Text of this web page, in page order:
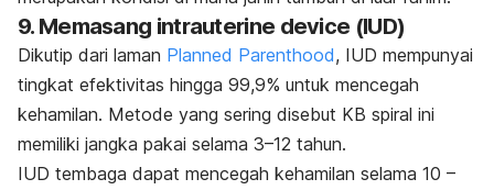
9. Memasang intrauterine device (IUD)
Dikutip dari laman Planned Parenthood, IUD mempunyai
tingkat efektivitas hingga 99,9% untuk mencegah
kehamilan. Metode yang sering disebut KB spiral ini
memiliki jangka pakai selama 3–12 tahun.
IUD tembaga dapat mencegah kehamilan selama 10 –